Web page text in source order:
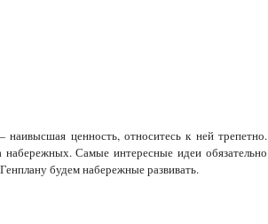
ценность, относитесь к ней трепетно.
Самые интересные идеи обязательно
будем набережные развивать.